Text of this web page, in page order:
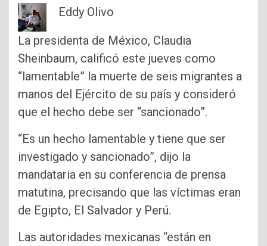
Eddy Olivo
La presidenta de México, Claudia
Sheinbaum, calificó este jueves como
“lamentable” la muerte de seis migrantes a
manos del Ejército de su país y consideró
que el hecho debe ser “sancionado”.
“Es un hecho lamentable y tiene que ser
investigado y sancionado”, dijo la
mandataria en su conferencia de prensa
matutina, precisando que las víctimas eran
de Egipto, El Salvador y Perú.
Las autoridades mexicanas “están en